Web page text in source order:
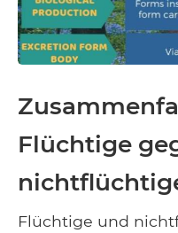
Flüchtige
Flüchtige und